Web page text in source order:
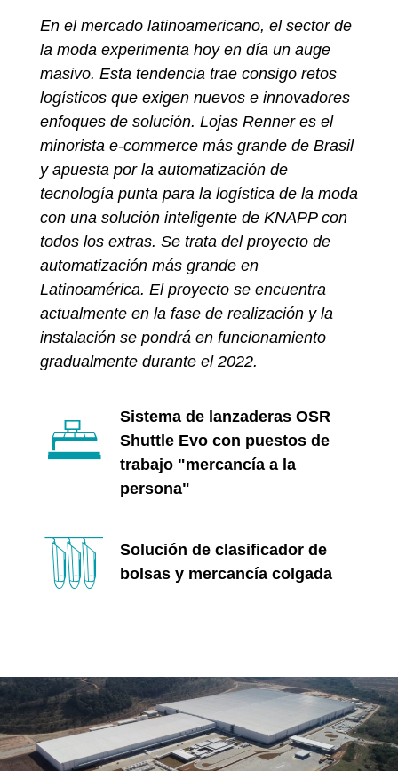
En el mercado latinoamericano, el sector de
la moda experimenta hoy en día un auge
masivo. Esta tendencia trae consigo retos
logísticos que exigen nuevos e innovadores
enfoques de solución. Lojas Renner es el
minorista e-commerce más grande de Brasil
y apuesta por la automatización de
tecnología punta para la logística de la moda
con una solución inteligente de KNAPP con
todos los extras. Se trata del proyecto de
automatización más grande en
Latinoamérica. El proyecto se encuentra
actualmente en la fase de realización y la
instalación se pondrá en funcionamiento
gradualmente durante el 2022.
Sistema de lanzaderas OSR
Shuttle Evo con puestos de
trabajo "mercancía a la
persona"
Solución de clasificador de
bolsas y mercancía colgada